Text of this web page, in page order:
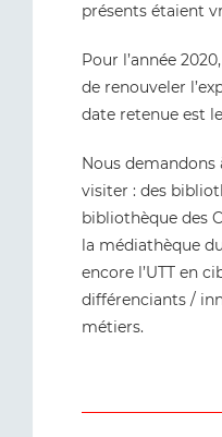
présents étaient
Pour l’année
de renouveler
date retenue est le
Nous demandons
visiter : des
bibliothèque des
la médiathèque
encore l’UTT en
différenciants /
métiers.